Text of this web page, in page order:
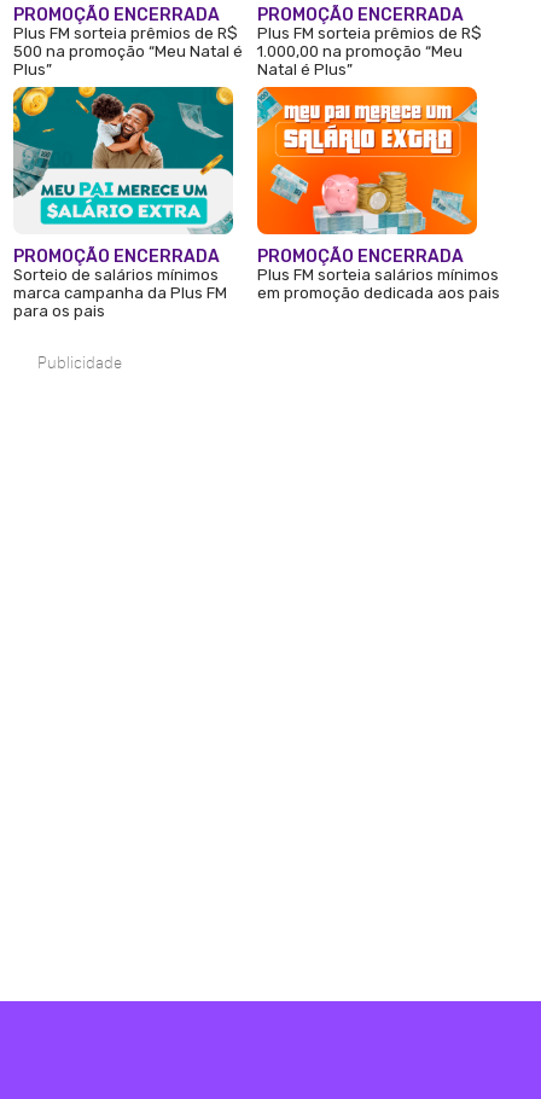
PROMOÇÃO ENCERRADA
Plus FM sorteia prêmios de R$
500 na promoção “Meu Natal é
Plus”
PROMOÇÃO ENCERRADA
Sorteio de salários mínimos
marca campanha da Plus FM
para os pais
PROMOÇÃO ENCERRADA
Plus FM sorteia prêmios de R$
1.000,00 na promoção “Meu
Natal é Plus”
PROMOÇÃO ENCERRADA
Plus FM sorteia salários mínimos
em promoção dedicada aos pais
Publicidade